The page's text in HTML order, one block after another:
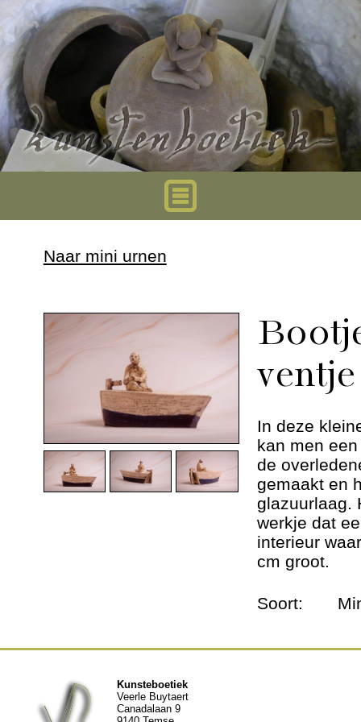
Mini urnen
Dieren urnen
Andere werken
Geschiedenis
Naar mini urnen
ventje
In deze
kan men
de
gemaakt en
glazuurlaag.
werkje dat
interieur
cm groot.
Soort:
Kunsteboetiek
Veerle Buytaert
Canadalaan 9